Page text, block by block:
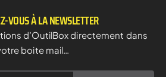
VOUS À LA NEWSLETTER
d’OutilBox directement dans
boite mail…